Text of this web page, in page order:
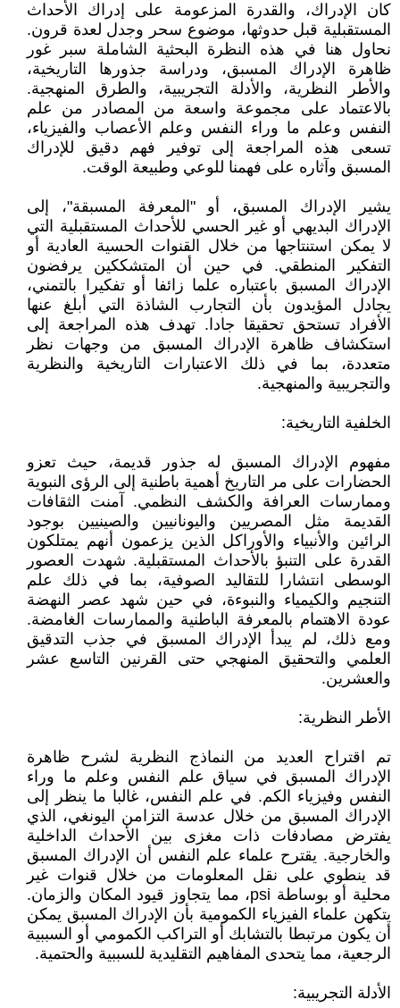
كان الإدراك، والقدرة المزعومة على إدراك الأحداث
المستقبلية قبل حدوثها، موضوع سحر وجدل لعدة قرون.
نحاول هنا في هذه النظرة البحثية الشاملة سبر غور
ظاهرة الإدراك المسبق، ودراسة جذورها التاريخية،
والأطر النظرية، والأدلة التجريبية، والطرق المنهجية.
بالاعتماد على مجموعة واسعة من المصادر من علم
النفس وعلم ما وراء النفس وعلم الأعصاب والفيزياء،
تسعى هذه المراجعة إلى توفير فهم دقيق للإدراك
المسبق وآثاره على فهمنا للوعي وطبيعة الوقت.
يشير الإدراك المسبق، أو "المعرفة المسبقة"، إلى
الإدراك البديهي أو غير الحسي للأحداث المستقبلية التي
لا يمكن استنتاجها من خلال القنوات الحسية العادية أو
التفكير المنطقي. في حين أن المتشككين يرفضون
الإدراك المسبق باعتباره علما زائفا أو تفكيرا بالتمني،
يجادل المؤيدون بأن التجارب الشاذة التي أبلغ عنها
الأفراد تستحق تحقيقا جادا. تهدف هذه المراجعة إلى
استكشاف ظاهرة الإدراك المسبق من وجهات نظر
متعددة، بما في ذلك الاعتبارات التاريخية والنظرية
والتجريبية والمنهجية.
الخلفية التاريخية:
مفهوم الإدراك المسبق له جذور قديمة، حيث تعزو
الحضارات على مر التاريخ أهمية باطنية إلى الرؤى النبوية
وممارسات العرافة والكشف النظمي. آمنت الثقافات
القديمة مثل المصريين واليونانيين والصينيين بوجود
الرائين والأنبياء والأوراكل الذين يزعمون أنهم يمتلكون
القدرة على التنبؤ بالأحداث المستقبلية. شهدت العصور
الوسطى انتشارا للتقاليد الصوفية، بما في ذلك علم
التنجيم والكيمياء والنبوءة، في حين شهد عصر النهضة
عودة الاهتمام بالمعرفة الباطنية والممارسات الغامضة.
ومع ذلك، لم يبدأ الإدراك المسبق في جذب التدقيق
العلمي والتحقيق المنهجي حتى القرنين التاسع عشر
والعشرين.
الأطر النظرية:
تم اقتراح العديد من النماذج النظرية لشرح ظاهرة
الإدراك المسبق في سياق علم النفس وعلم ما وراء
النفس وفيزياء الكم. في علم النفس، غالبا ما ينظر إلى
الإدراك المسبق من خلال عدسة التزامن اليونغي، الذي
يفترض مصادفات ذات مغزى بين الأحداث الداخلية
والخارجية. يقترح علماء علم النفس أن الإدراك المسبق
قد ينطوي على نقل المعلومات من خلال قنوات غير
محلية أو بوساطة psi، مما يتجاوز قيود المكان والزمان.
يتكهن علماء الفيزياء الكمومية بأن الإدراك المسبق يمكن
أن يكون مرتبطا بالتشابك أو التراكب الكمومي أو السببية
الرجعية، مما يتحدى المفاهيم التقليدية للسببية والحتمية.
الأدلة التجريبية: